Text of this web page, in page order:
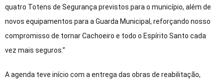
quatro Totens de Segurança previstos para o município, além de
novos equipamentos para a Guarda Municipal, reforçando nosso
compromisso de tornar Cachoeiro e todo o Espírito Santo cada
vez mais seguros.”
A agenda teve início com a entrega das obras de reabilitação,